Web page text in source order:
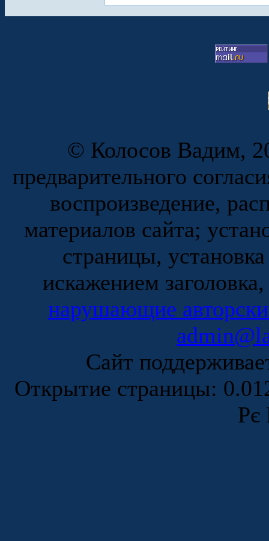
© Колосов Вадим,
предварительного
воспроизведение,
материалов сайта;
страницы,
искажением
нарушающие
Сайт
Открытие страницы:
Рє